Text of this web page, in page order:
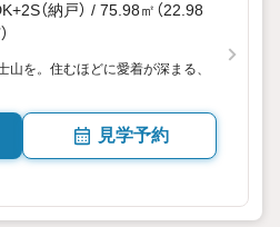
（納戸） / 75.98㎡（22.98
山を。住むほどに愛着が深まる、
見学予約